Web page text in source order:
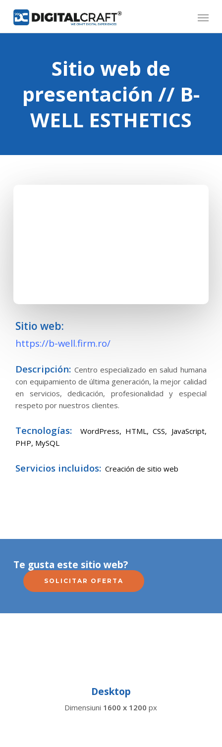
Menu
Sitio web de
presentación // B-
WELL ESTHETICS
Sitio web:
https://b-well.firm.ro/
Descripción: Centro especializado en salud humana
con equipamiento de última generación, la mejor calidad
en servicios, dedicación, profesionalidad y especial
respeto por nuestros clientes.
Tecnologías: WordPress, HTML, CSS, JavaScript,
PHP, MySQL
Servicios incluidos: Creación de sitio web
Te gusta este sitio web?
SOLICITAR OFERTA
Desktop
Dimensiuni 1600 x 1200 px